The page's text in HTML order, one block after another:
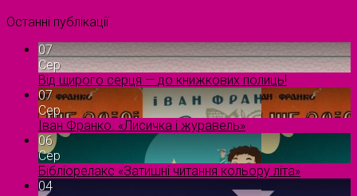
Останні публікації
07
Сер
Від щирого серця — до книжкових полиць!
07
Сер
Іван Франко. «Лисичка і журавель»
06
Сер
Бібліорелакс «Затишні читання кольору літа»
04